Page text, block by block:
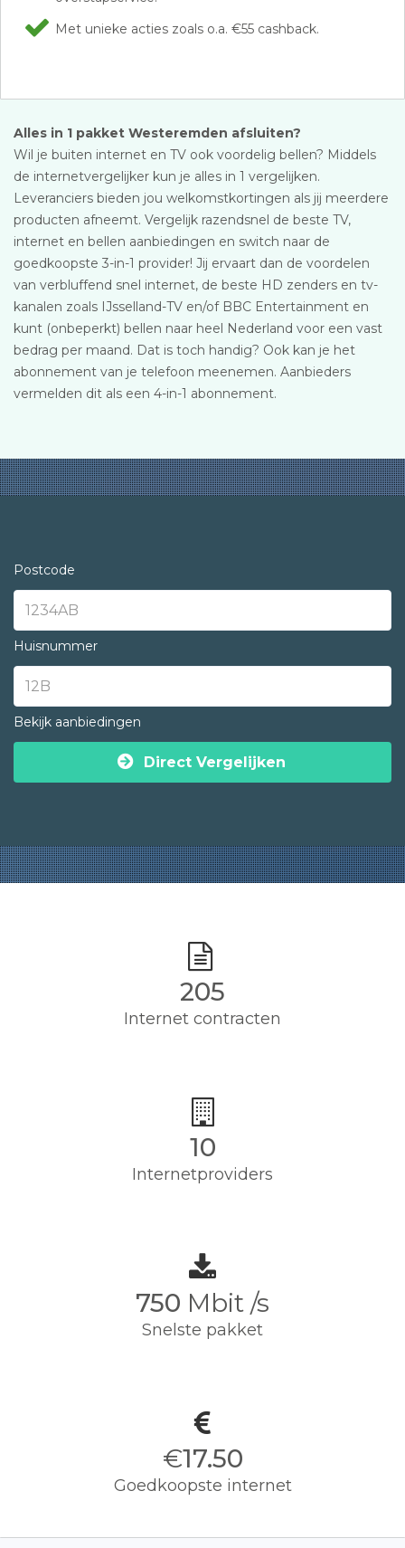
Met unieke acties zoals o.a. €55 cashback.
Alles in 1 pakket Westeremden afsluiten?
Wil je buiten internet en TV ook voordelig bellen? Middels
de internetvergelijker kun je alles in 1 vergelijken.
Leveranciers bieden jou welkomstkortingen als jij meerdere
producten afneemt. Vergelijk razendsnel de beste TV,
internet en bellen aanbiedingen en switch naar de
goedkoopste 3-in-1 provider! Jij ervaart dan de voordelen
van verbluffend snel internet, de beste HD zenders en tv-
kanalen zoals IJsselland-TV en/of BBC Entertainment en
kunt (onbeperkt) bellen naar heel Nederland voor een vast
bedrag per maand. Dat is toch handig? Ook kan je het
abonnement van je telefoon meenemen. Aanbieders
vermelden dit als een 4-in-1 abonnement.
Postcode
Huisnummer
Bekijk aanbiedingen
Direct Vergelijken
205
Internet contracten
10
Internetproviders
750 Mbit /s
Snelste pakket
€17.50
Goedkoopste internet